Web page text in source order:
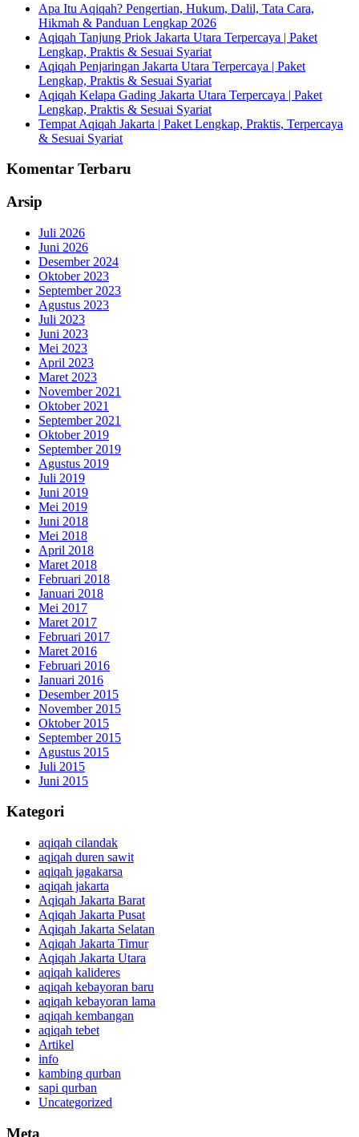
Apa Itu Aqiqah? Pengertian, Hukum, Dalil, Tata Cara,
Hikmah & Panduan Lengkap 2026
Aqiqah Tanjung Priok Jakarta Utara Terpercaya | Paket
Lengkap, Praktis & Sesuai Syariat
Aqiqah Penjaringan Jakarta Utara Terpercaya | Paket
Lengkap, Praktis & Sesuai Syariat
Aqiqah Kelapa Gading Jakarta Utara Terpercaya | Paket
Lengkap, Praktis & Sesuai Syariat
Tempat Aqiqah Jakarta | Paket Lengkap, Praktis, Terpercaya
& Sesuai Syariat
Komentar Terbaru
Arsip
Juli 2026
Juni 2026
Desember 2024
Oktober 2023
September 2023
Agustus 2023
Juli 2023
Juni 2023
Mei 2023
April 2023
Maret 2023
November 2021
Oktober 2021
September 2021
Oktober 2019
September 2019
Agustus 2019
Juli 2019
Juni 2019
Mei 2019
Juni 2018
Mei 2018
April 2018
Maret 2018
Februari 2018
Januari 2018
Mei 2017
Maret 2017
Februari 2017
Maret 2016
Februari 2016
Januari 2016
Desember 2015
November 2015
Oktober 2015
September 2015
Agustus 2015
Juli 2015
Juni 2015
Kategori
aqiqah cilandak
aqiqah duren sawit
aqiqah jagakarsa
aqiqah jakarta
Aqiqah Jakarta Barat
Aqiqah Jakarta Pusat
Aqiqah Jakarta Selatan
Aqiqah Jakarta Timur
Aqiqah Jakarta Utara
aqiqah kalideres
aqiqah kebayoran baru
aqiqah kebayoran lama
aqiqah kembangan
aqiqah tebet
Artikel
info
kambing qurban
sapi qurban
Uncategorized
Meta